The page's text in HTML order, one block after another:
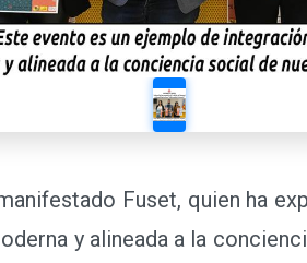
Fuset, quien ha
y alineada a la